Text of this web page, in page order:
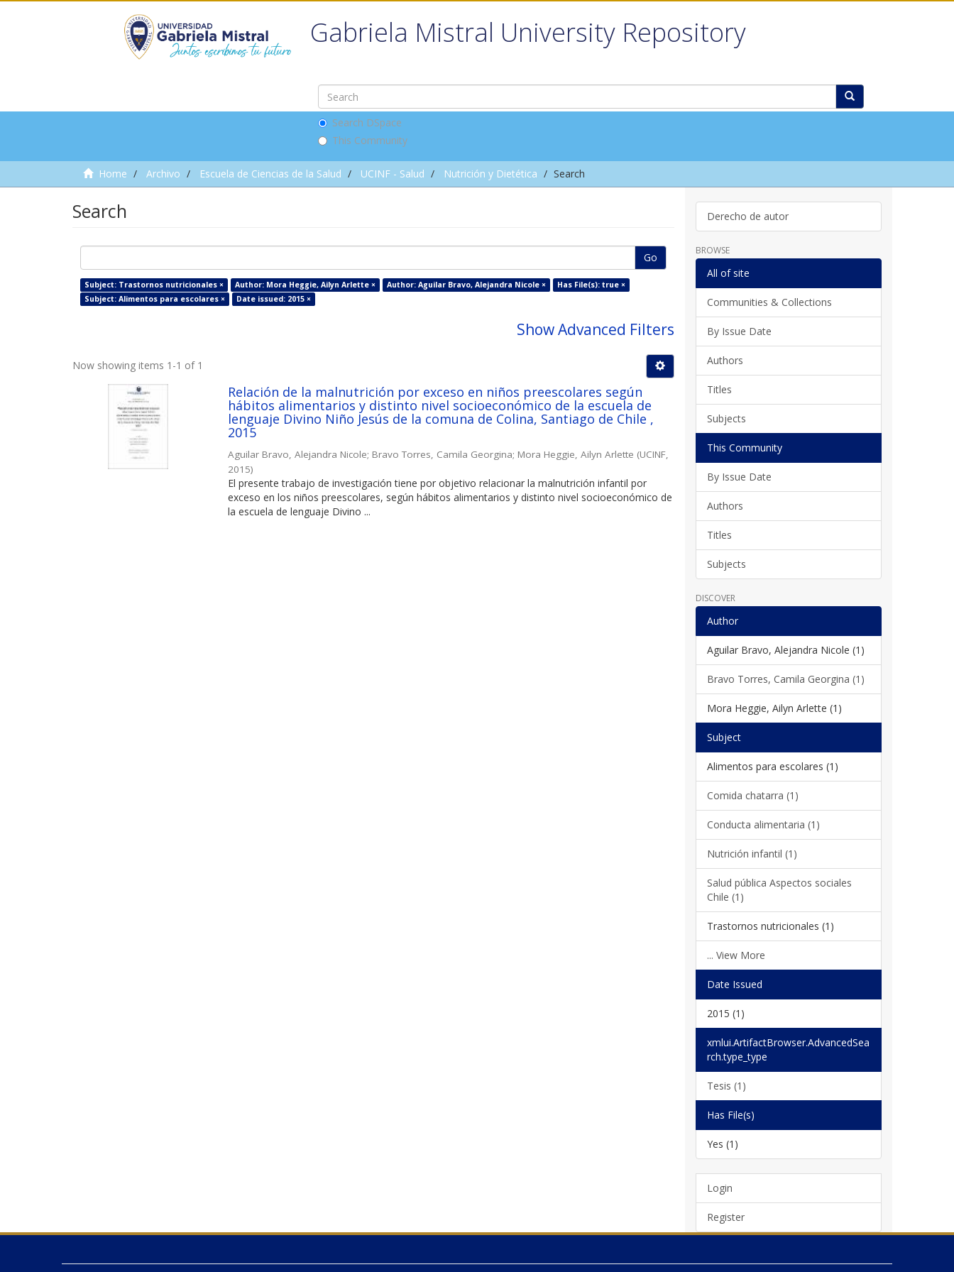
Gabriela Mistral University Repository
Search DSpace
This Community
Home Archivo Escuela de Ciencias de la Salud UCINF - Salud Nutrición y Dietética Search
Search
Go
Subject: Trastornos nutricionales × Author: Mora Heggie, Ailyn Arlette × Author: Aguilar Bravo, Alejandra Nicole ×
Has File(s): true ×
Subject: Alimentos para escolares ×
Date issued: 2015 ×
Show Advanced Filters
Now showing items 1-1 of 1
Relación de la malnutrición por exceso en niños preescolares según
hábitos alimentarios y distinto nivel socioeconómico de la escuela de
lenguaje Divino Niño Jesús de la comuna de Colina, Santiago de Chile ,
2015
Aguilar Bravo, Alejandra Nicole; Bravo Torres, Camila Georgina; Mora Heggie, Ailyn Arlette (UCINF
2015)
El presente trabajo de investigación tiene por objetivo relacionar la malnutrición infantil por
exceso en los niños preescolares, según hábitos alimentarios y distinto nivel socioeconómico de
la escuela de lenguaje Divino ...
Derecho de autor
BROWSE
All of site
Communities & Collections
By Issue Date
Authors
Titles
Subjects
This Community
By Issue Date
Authors
Titles
Subjects
DISCOVER
Author
Aguilar Bravo, Alejandra Nicole (1)
Bravo Torres, Camila Georgina (1)
Mora Heggie, Ailyn Arlette (1)
Subject
Alimentos para escolares (1)
Comida chatarra (1)
Conducta alimentaria (1)
Nutrición infantil (1)
Salud pública Aspectos sociales
Chile (1)
Trastornos nutricionales (1)
... View More
Date Issued
2015 (1)
xmlui.ArtifactBrowser.AdvancedSea
rch.type_type
Tesis (1)
Has File(s)
Yes (1)
Login
Register